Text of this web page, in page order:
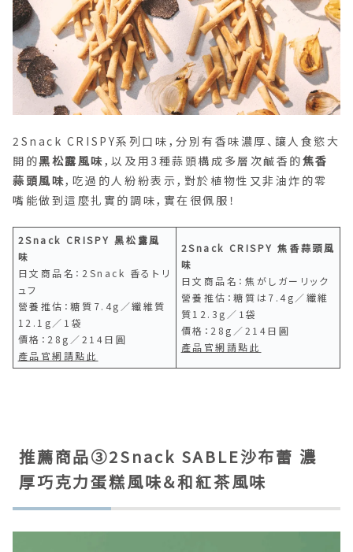
2Snack CRISPY系列口味，分別有香味濃厚、讓人食慾大
開的黑松露風味，以及用3種蒜頭構成多層次鹹香的焦香
蒜頭風味，吃過的人紛紛表示，對於植物性又非油炸的零
嘴能做到這麼扎實的調味，實在很佩服！
2Snack CRISPY 黑松露風
味
日文商品名：2Snack 香るトリ
ュフ
營養推估：糖質7.4g／纖維質
12.1g／1袋
價格：28g／214日圓
產品官網請點此
2Snack CRISPY 焦香蒜頭風
味
日文商品名：焦がしガーリック
營養推估：糖質は7.4g／纖維
質12.3g／1袋
價格：28g／214日圓
產品官網請點此
推薦商品③2Snack SABLE沙布蕾 濃
厚巧克力蛋糕風味＆和紅茶風味